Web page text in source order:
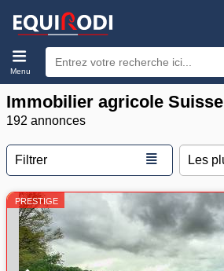
Menu
Immobilier agricole Suisse
192 annonces
Filtrer ≣
PRESTIGE